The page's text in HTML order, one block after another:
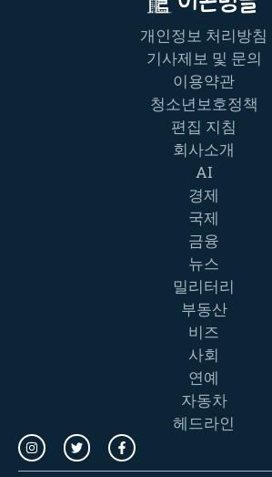
개인정보 처리방침
기사제보 및 문의
이용약관
청소년보호정책
편집 지침
회사소개
AI
경제
국제
금융
뉴스
밀리터리
부동산
비즈
사회
연예
자동차
헤드라인